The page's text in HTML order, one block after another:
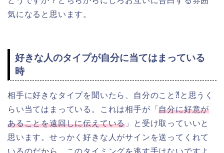
気になると思います。
好きな人のタイプが自分に当てはまっている
時
相手に好きなタイプを聞いたら、自分のこと⁈と思うく
らい当てはまっている。これは相手が「自分に好意が
あることを遠回しに伝えている 」と受け取っていいと
思います。せっかく好きな人がサインを送ってくれて
いるのだから、このタイミングを逃す手はないですよ